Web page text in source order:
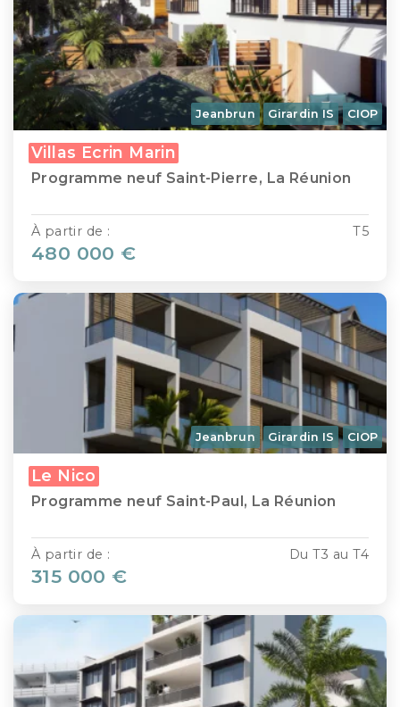
Jeanbrun Girardin IS CIOP
Villas Ecrin Marin
Programme neuf Saint-Pierre, La Réunion
T5
À partir de :
480 000 €
Jeanbrun Girardin IS CIOP
Le Nico
Programme neuf Saint-Paul, La Réunion
Du T3 au T4
À partir de :
315 000 €